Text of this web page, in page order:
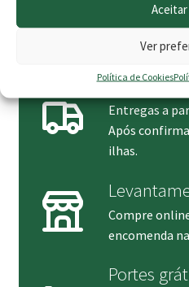
Ver
Política de Cookies
Entrega
Entregas a
Após
ilhas.
Compre
encomenda
Portes